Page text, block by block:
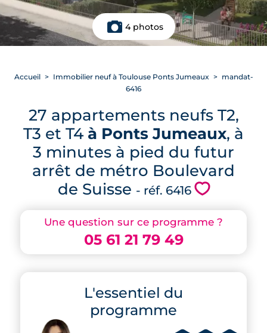
4 photos
Une question sur ce programme ?
05 61 21 79 49
L'essentiel du
programme
Accueil Immobilier neuf à Toulouse Ponts Jumeaux
mandat-
6416
27 appartements neufs T2,
T3 et T4 à Ponts Jumeaux, à
3 minutes à pied du futur
arrêt de métro Boulevard
de Suisse - réf. 6416 💗